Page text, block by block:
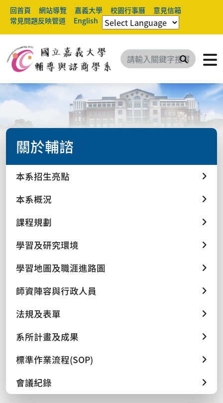
回首頁 網站導覽 嘉義大學 校園行事曆
意見信箱
常見問題反映管道
English
搜尋
關於輔諮
本系招生亮點
本系概況
課程規劃
學習及研究環境
學習地圖及職涯進路圖
師資陣容與行政人員
法規及表單
系所計畫及成果
標準作業流程(SOP)
會議紀錄